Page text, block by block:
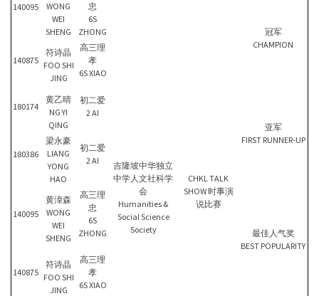
140095
WONG
WEI
SHENG
忠
6S
ZHONG
吉隆坡中华独立
中学人文社科学
会
Humanities &
Social Science
Society
CHKL TALK
SHOW 时事演
说比赛
冠军
CHAMPION
140875
符诗晶
FOO SHI
JING
高三理
孝
6S XIAO
180174
黄乙晴
NG YI
QING
初二爱
2 AI
亚军
FIRST RUNNER-UP
180386
梁永豪
LIANG
YONG
HAO
初二爱
2 AI
140095
黄湋森
WONG
WEI
SHENG
高三理
忠
6S
ZHONG
最佳人气奖
BEST POPULARITY
140875
符诗晶
FOO SHI
JING
高三理
孝
6S XIAO